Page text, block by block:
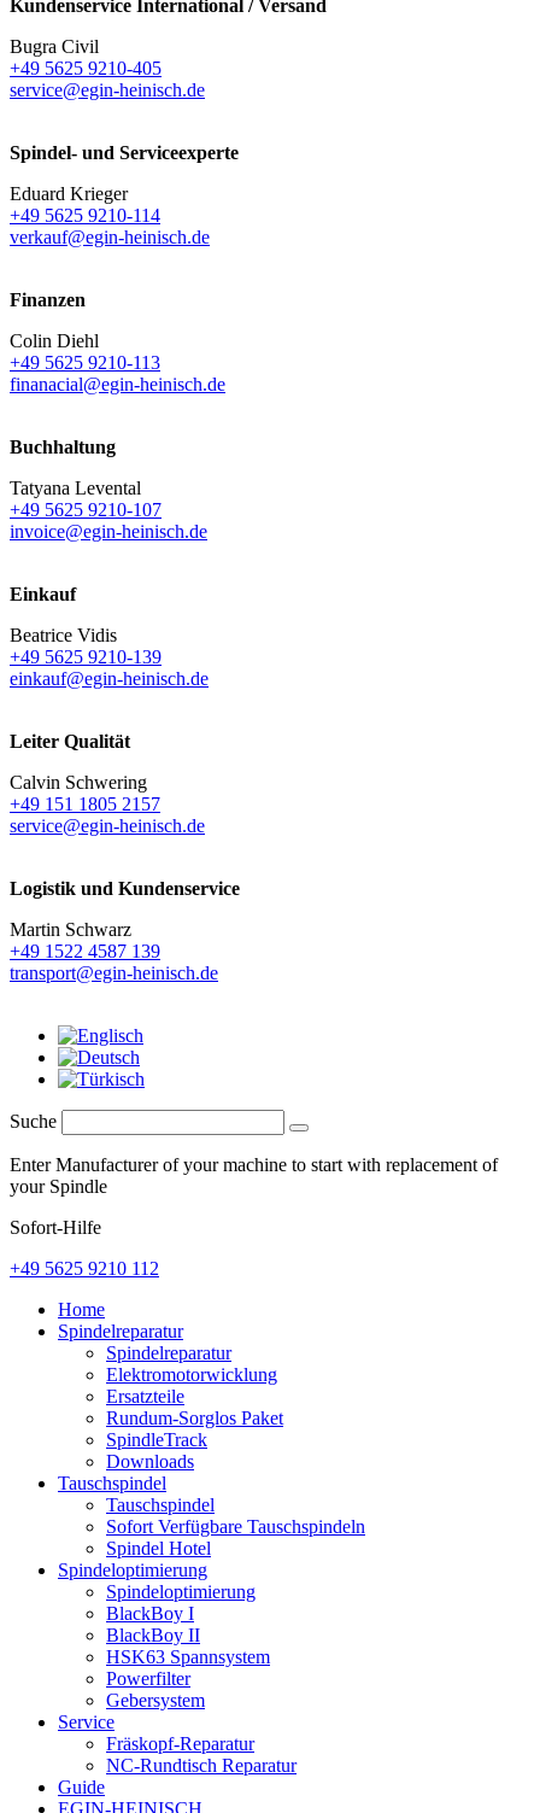
Kundenservice International / Versand
Bugra Civil
+49 5625 9210-405
service@egin-heinisch.de
Spindel- und Serviceexperte
Eduard Krieger
+49 5625 9210-114
verkauf@egin-heinisch.de
Finanzen
Colin Diehl
+49 5625 9210-113
finanacial@egin-heinisch.de
Buchhaltung
Tatyana Levental
+49 5625 9210-107
invoice@egin-heinisch.de
Einkauf
Beatrice Vidis
+49 5625 9210-139
einkauf@egin-heinisch.de
Leiter Qualität
Calvin Schwering
+49 151 1805 2157
service@egin-heinisch.de
Logistik und Kundenservice
Martin Schwarz
+49 1522 4587 139
transport@egin-heinisch.de
Suche
Enter Manufacturer of your machine to start with replacement of
your Spindle
Sofort-Hilfe
+49 5625 9210 112
Home
Spindelreparatur
Spindelreparatur
Elektromotorwicklung
Ersatzteile
Rundum-Sorglos Paket
SpindleTrack
Downloads
Tauschspindel
Tauschspindel
Sofort Verfügbare Tauschspindeln
Spindel Hotel
Spindeloptimierung
Spindeloptimierung
BlackBoy I
BlackBoy II
HSK63 Spannsystem
Powerfilter
Gebersystem
Service
Fräskopf-Reparatur
NC-Rundtisch Reparatur
Guide